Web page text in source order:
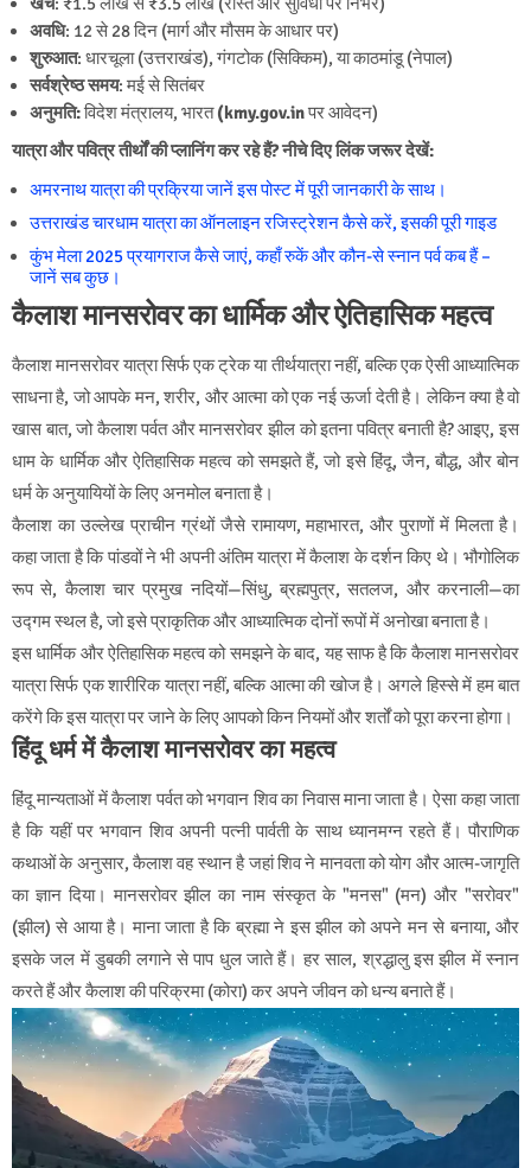
अवधि: 12 से 28 दिन (मार्ग और मौसम के आधार पर)
शुरुआत: धारचूला (उत्तराखंड), गंगटोक (सिक्किम), या काठमांडू (नेपाल)
सर्वश्रेष्ठ समय: मई से सितंबर
अनुमति:विदेश मंत्रालय, भारत(kmy.gov.inपर आवेदन)
यात्रा और पवित्र तीर्थों की प्लानिंग कर रहे हैं? नीचे दिए लिंक जरूर देखें:
अमरनाथ यात्रा की प्रक्रिया जानें इस पोस्ट में पूरी जानकारी के साथ।
उत्तराखंड चारधाम यात्रा का ऑनलाइन रजिस्ट्रेशन कैसे करें, इसकी पूरी गाइड
कुंभ मेला 2025 प्रयागराज कैसे जाएं, कहाँ रुकें और कौन-से स्नान पर्व कब हैं –
जानें सब कुछ।
कैलाश मानसरोवर का धार्मिक और ऐतिहासिक महत्व
कैलाश मानसरोवर यात्रा सिर्फ एक ट्रेक या तीर्थयात्रा नहीं, बल्कि एक ऐसी आध्यात्मिक
साधना है, जो आपके मन, शरीर, और आत्मा को एक नई ऊर्जा देती है। लेकिन क्या है वो
खास बात, जो कैलाश पर्वत और मानसरोवर झील को इतना पवित्र बनाती है? आइए, इस
धाम के धार्मिक और ऐतिहासिक महत्व को समझते हैं, जो इसे हिंदू, जैन, बौद्ध, और बोन
धर्म के अनुयायियों के लिए अनमोल बनाता है।
कैलाश का उल्लेख प्राचीन ग्रंथों जैसे रामायण, महाभारत, और पुराणों में मिलता है।
कहा जाता है कि पांडवों ने भी अपनी अंतिम यात्रा में कैलाश के दर्शन किए थे। भौगोलिक
रूप से, कैलाश चार प्रमुख नदियों—सिंधु, ब्रह्मपुत्र, सतलज, और करनाली—का
उद्गम स्थल है, जो इसे प्राकृतिक और आध्यात्मिक दोनों रूपों में अनोखा बनाता है।
इस धार्मिक और ऐतिहासिक महत्व को समझने के बाद, यह साफ है कि कैलाश मानसरोवर
यात्रा सिर्फ एक शारीरिक यात्रा नहीं, बल्कि आत्मा की खोज है। अगले हिस्से में हम बात
करेंगे कि इस यात्रा पर जाने के लिए आपको किन नियमों और शर्तों को पूरा करना होगा।
हिंदू धर्म में कैलाश मानसरोवर का महत्व
हिंदू मान्यताओं में कैलाश पर्वत को भगवान शिव का निवास माना जाता है। ऐसा कहा जाता
है कि यहीं पर भगवान शिव अपनी पत्नी पार्वती के साथ ध्यानमग्न रहते हैं। पौराणिक
कथाओं के अनुसार, कैलाश वह स्थान है जहां शिव ने मानवता को योग और आत्म-जागृति
का ज्ञान दिया। मानसरोवर झील का नाम संस्कृत के "मनस" (मन) और "सरोवर"
(झील) से आया है। माना जाता है कि ब्रह्मा ने इस झील को अपने मन से बनाया, और
इसके जल में डुबकी लगाने से पाप धुल जाते हैं। हर साल, श्रद्धालु इस झील में स्नान
करते हैं और कैलाश की परिक्रमा (कोरा) कर अपने जीवन को धन्य बनाते हैं।